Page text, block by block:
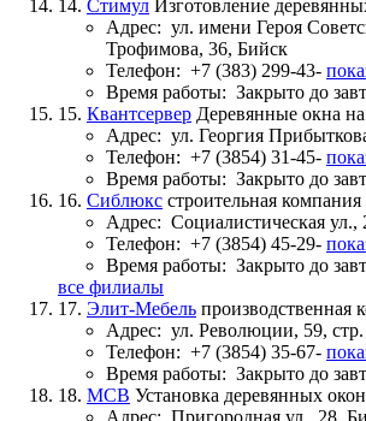
14. Стимул Изготовление
Адрес: ул. имени Героя
Трофимова, 36, Бийск
Телефон: +7 (383) 299-43-
Время работы: Закрыто до
15. Квантсервер Деревянные окна на
Адрес: ул. Георгия
Телефон: +7 (3854) 31-45-
Время работы: Закрыто до
16. Сиблюкс строительная компания
Адрес: Социалистическая ул.,
Телефон: +7 (3854) 45-29-
Время работы: Закрыто до
все филиалы
17. Элит-Мебель производственная
Адрес: ул. Революции, 59,
Телефон: +7 (3854) 35-67-
Время работы: Закрыто до
18. МСВ Установка деревянных окон
Адрес: Пригородная ул., 28,